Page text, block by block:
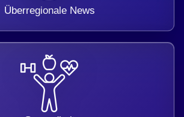
Überregionale News